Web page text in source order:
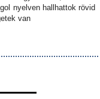
nyelven hallhattok rövid
van